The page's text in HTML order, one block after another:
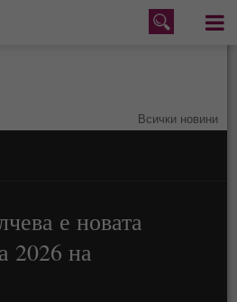
Меню
Всички новини
е новата
2026 на